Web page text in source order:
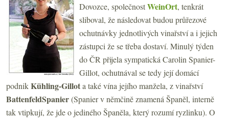
Dovozce, společnostWeinOrt, tenkrát
sliboval, že následovat budou průřezové
ochutnávky jednotlivých vinařství a i jejich
zástupci že se třeba dostaví. Minulý týden
do ČR přijela sympatická Carolin Spanier-
Gillot, ochutnával se tedy její domácí
podnikKühling-Gillota také vína jejího manžela, z vinařství
BattenfeldSpanier(Spanier v němčině znamená Španěl, interně
tak vtipkují, že jde o jediného Španěla, který rozumí ryzlinku). O